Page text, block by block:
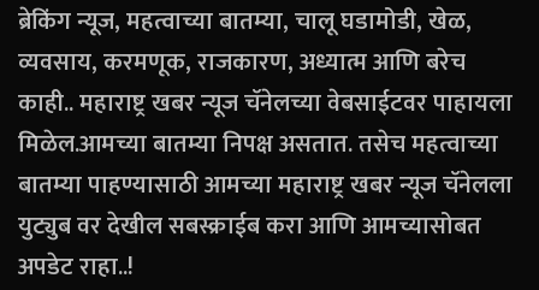
ब्रेकिंग न्यूज, महत्वाच्या बातम्या, चालू घडामोडी, खेळ,
व्यवसाय, करमणूक, राजकारण, अध्यात्म आणि बरेच
काही.. महाराष्ट्र खबर न्यूज चॅनेलच्या वेबसाईटवर पाहायला
मिळेल.आमच्या बातम्या निपक्ष असतात. तसेच महत्वाच्या
बातम्या पाहण्यासाठी आमच्या महाराष्ट्र खबर न्यूज चॅनेलला
युट्युब वर देखील सबस्क्राईब करा आणि आमच्यासोबत
अपडेट राहा..!